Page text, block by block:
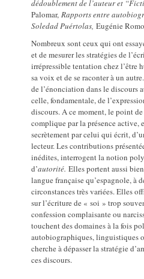
dédoublement de l’auteur et
Palomar,Rapports entre
Soledad Puértolas,Eugénie
Nombreux sont ceux qui ont
et de mesurer les stratégies de
irrépressible tentation chez l’être
sa voix et de se raconter à un
de l’énonciation dans le
celle, fondamentale, de
discours. A ce moment, le point
complique par la présence active,
secrètement par celui qui écrit,
lecteur. Les contributions
inédites, interrogent la notion
d’autorité.Elles portent aussi
langue française qu’espagnole, à
circonstances très variées. Elles
sur l’écriture de « soi » trop
confession complaisante ou
touchent des domaines à la fois
autobiographiques, linguistiques
cherche à dépasser la stratégie
ces discours.